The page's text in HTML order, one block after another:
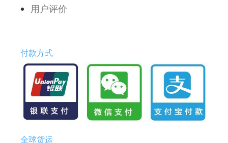
用户评价
付款方式
全球货运